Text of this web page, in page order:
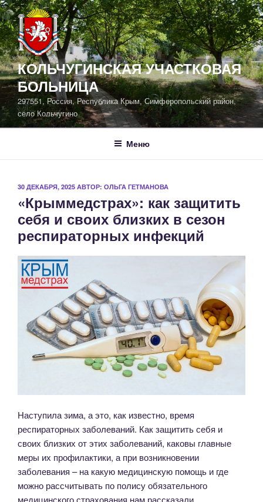
Перейти
к
содержимому
КОЛЬЧУГИНСКАЯ УЧАСТКОВАЯ
БОЛЬНИЦА
297551, Россия, Республика Крым, Симферопольский район,
село Кольчугино
Меню
ОПУБЛИКОВАНО
30 ДЕКАБРЯ, 2025 АВТОР: ОЛЬГА ГЕТМАНОВА
«Крыммедстрах»: как защитить
себя и своих близких в сезон
респираторных инфекций
Наступила зима, а это, как известно, время
респираторных заболеваний. Как защитить себя и
своих близких от этих заболеваний, каковы главные
меры их профилактики, а при возникновении
заболевания – на какую медицинскую помощь и где
можно рассчитывать по полису обязательного
медицинского страхования нам рассказали